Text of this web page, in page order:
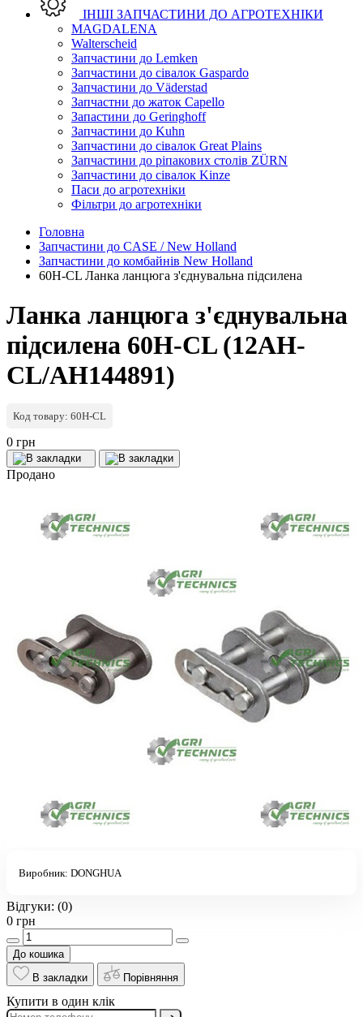
ІНШІ ЗАПЧАСТИНИ ДО АГРОТЕХНІКИ
MAGDALENA
Walterscheid
Запчастини до Lemken
Запчастини до сівалок Gaspardo
Запчастини до Väderstad
Запчастни до жаток Capello
Запастини до Geringhoff
Запчастини до Kuhn
Запчастини до сівалок Great Plains
Запчастини до ріпакових столів ZÜRN
Запчастини до сівалок Kinze
Паси до агротехніки
Фільтри до агротехніки
Головна
Запчастини до CASE / New Holland
Запчастини до комбайнів New Holland
60H-CL Ланка ланцюга з'єднувальна підсилена
Ланка ланцюга з'єднувальна
підсилена 60H-CL (12AH-
CL/AH144891)
Код товару: 60H-CL
0 грн
Продано
Виробник: DONGHUA
Відгуки: (0)
0 грн
До кошика
В закладки
Порівняння
Купити в один клік